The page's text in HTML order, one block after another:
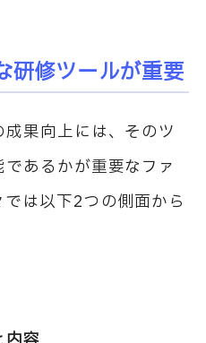
研修ツールが重要
果向上には、そのツ
あるかが重要なファ
は以下2つの側面から